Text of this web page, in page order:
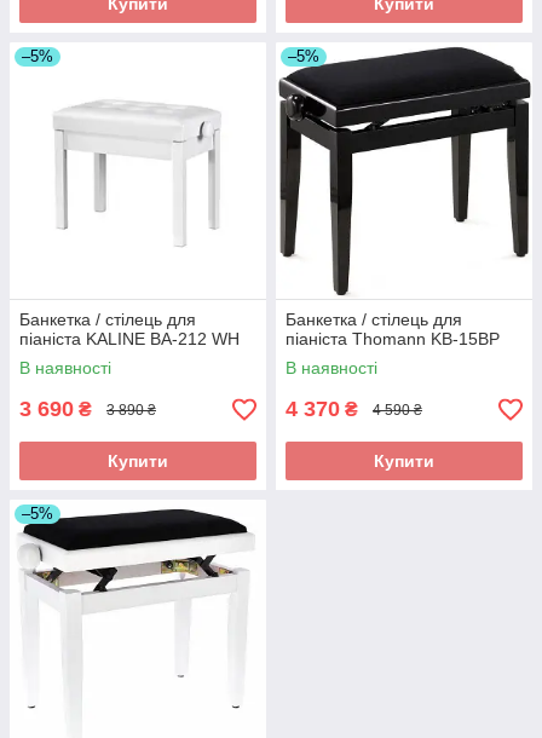
Купити Купити
–5%
Банкетка / стілець для
піаніста KALINE BA-212 WH
В наявності
3 690 ₴ 3 890 ₴
Купити
–5%
Банкетка / стілець для
піаніста Thomann KB-15BP
В наявності
4 370 ₴ 4 590 ₴
Купити
–5%